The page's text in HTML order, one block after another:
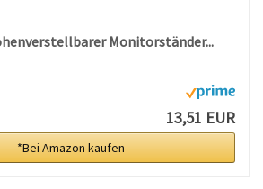
Monitorständer...
13,51 EUR
*Bei Amazon kaufen